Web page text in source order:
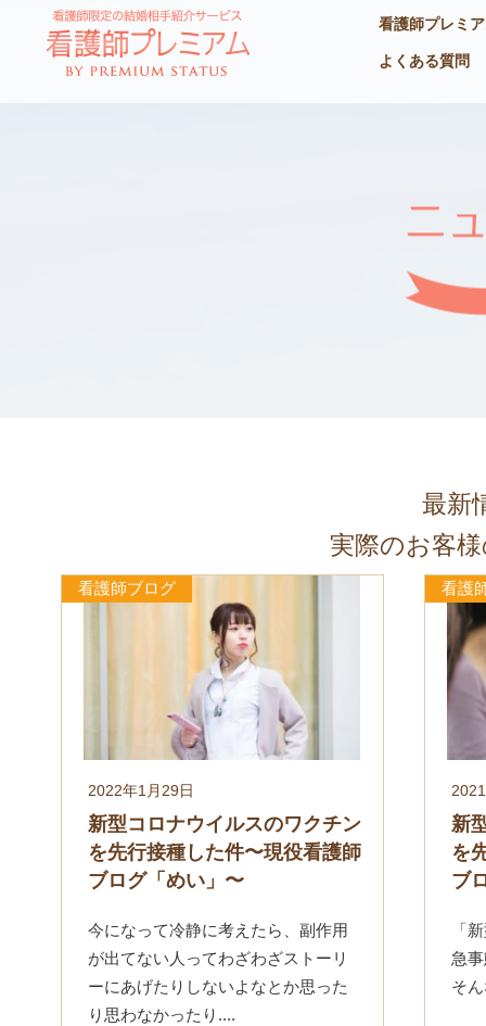
看護師プレミ
よくある質問
最新
実際のお客
看護師ブログ
2022年1月29日
新型コロナウイルスのワクチン
を先行接種した件〜現役看護師
ブログ「めい」〜
今になって冷静に考えたら、副作用
が出てない人ってわざわざストーリ
ーにあげたりしないよなとか思った
り思わなかったり....
看護
新
を
ブ
「
急
そ